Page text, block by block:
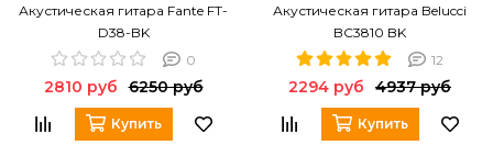
Акустическая гитара Fante FT-
D38-BK
0
2810 руб 6250 руб
Купить
Акустическая гитара Belucci
BC3810 BK
12
2294 руб 4937 руб
Купить